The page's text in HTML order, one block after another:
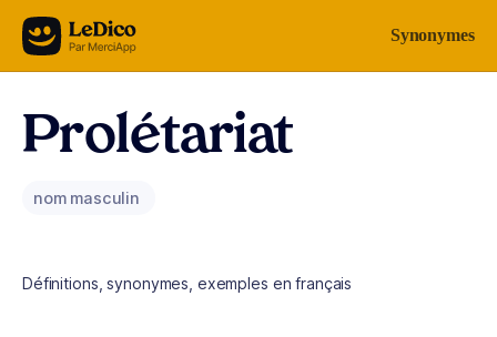
Aller au contenu Synonymes
Prolétariat
nom masculin
Définitions, synonymes, exemples en français